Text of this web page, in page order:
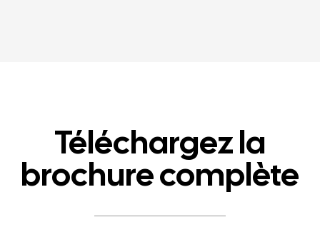
Téléchargez la
brochure complète